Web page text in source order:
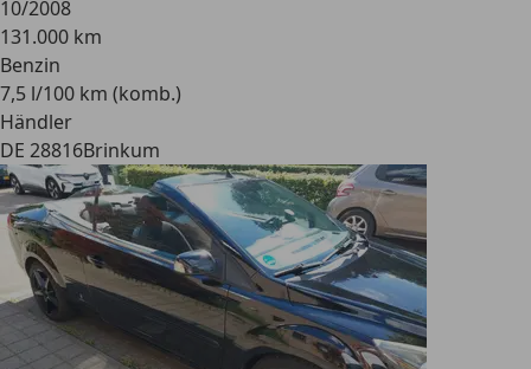
10/2008
131.000 km
Benzin
7,5 l/100 km (komb.)
Händler
DE 28816Brinkum